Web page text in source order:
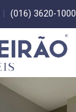
(016) 3620-1000